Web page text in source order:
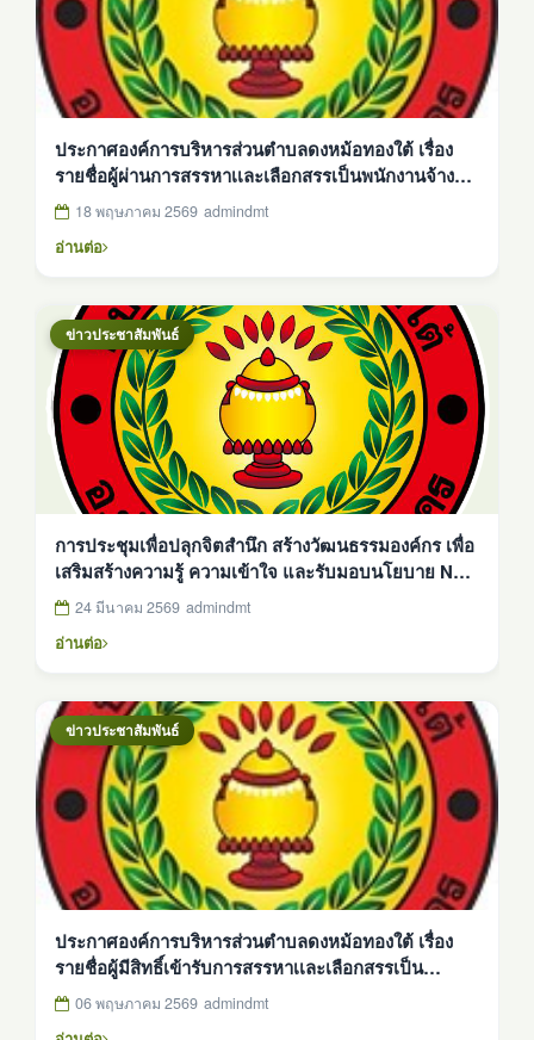
ประกาศองค์การบริหารส่วนตำบลดงหม้อทองใต้ เรื่อง
รายชื่อผู้ผ่านการสรรหาเเละเลือกสรรเป็นพนักงานจ้าง
ทั่วไป ตำเเหน่ง พนักงานขับรถยนต์(ฉุกเฉิน)
18 พฤษภาคม 2569 admindmt
อ่านต่อ
ข่าวประชาสัมพันธ์
การประชุมเพื่อปลุกจิตสำนึก สร้างวัฒนธรรมองค์กร เพื่อ
เสริมสร้างความรู้ ความเข้าใจ และรับมอบนโยบาย No
Gift Policy ประจำปี 2569
24 มีนาคม 2569 admindmt
อ่านต่อ
ข่าวประชาสัมพันธ์
ประกาศองค์การบริหารส่วนตำบลดงหม้อทองใต้ เรื่อง
รายชื่อผู้มีสิทธิ์เข้ารับการสรรหาเเละเลือกสรรเป็น
พนักงานจ้างทั่วไป ตำเเหน่ง พนักงานขับรถยนต์(ฉุกเฉิน)
06 พฤษภาคม 2569 admindmt